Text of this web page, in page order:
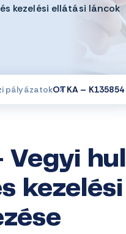
kezelési ellátási láncok
pályázatokOTKA – K135854
Vegyi